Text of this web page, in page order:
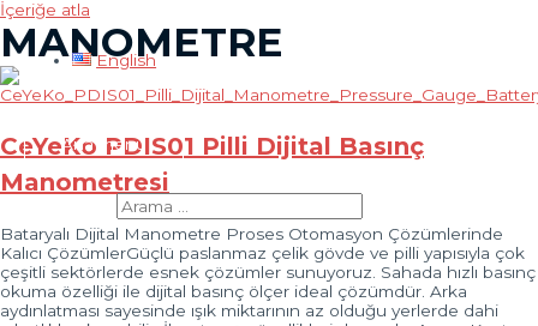
İçeriğe atla
English
Ana menü
MANOMETRE
CeYeKo PDIS01 Pilli Dijital Basınç
Manometresi
Bataryalı Dijital Manometre Proses Otomasyon Çözümlerinde
Kalıcı ÇözümlerGüçlü paslanmaz çelik gövde ve pilli yapısıyla çok
çeşitli sektörlerde esnek çözümler sunuyoruz. Sahada hızlı basınç
okuma özelliği ile dijital basınç ölçer ideal çözümdür. Arka
aydınlatması sayesinde ışık miktarının az olduğu yerlerde dahi